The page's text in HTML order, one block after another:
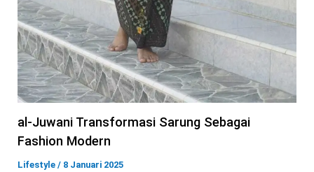
al-Juwani Transformasi Sarung Sebagai
Fashion Modern
Lifestyle / 8 Januari 2025